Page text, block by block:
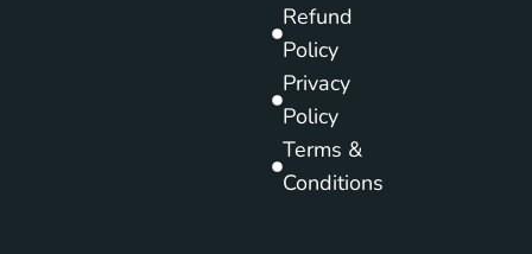
Refund
Policy
Privacy
Policy
Terms &
Conditions